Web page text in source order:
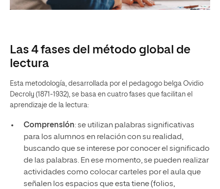
Las 4 fases del método global de
lectura
Esta metodología, desarrollada por el pedagogo belga Ovidio
Decroly (1871-1932), se basa en cuatro fases que facilitan el
aprendizaje de la lectura:
Comprensión: se utilizan palabras significativas
para los alumnos en relación con su realidad,
buscando que se interese por conocer el significado
de las palabras. En ese momento, se pueden realizar
actividades como colocar carteles por el aula que
señalen los espacios que esta tiene (folios,